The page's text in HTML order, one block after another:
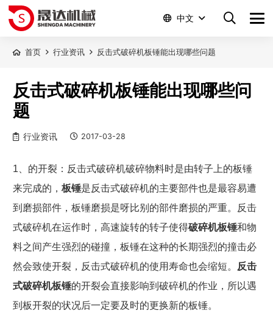
中文
首页 行业资讯 反击式破碎机板锤能出现哪些问题
反击式破碎机板锤能出现哪些问
题
行业资讯 2017-03-28
1 、的开裂：反击式破碎机破碎物料时是由转子上的板锤
来完成的， 板锤是反击式破碎机的主要部件也是最容易遭
到磨损部件，板锤磨损是呀比别的部件磨损的严重。反击
式破碎机在运作时，高速旋转的转子使得破碎机板锤和物
料之间产生强烈的碰撞，板锤在这种的长期强烈的撞击必
然会致使开裂，反击式破碎机的使用寿命也会缩短。
反击
式破碎机板锤的开裂会直接影响到破碎机的作业，所以遇
到板开裂的状况后一定要及时的更换新的板锤。